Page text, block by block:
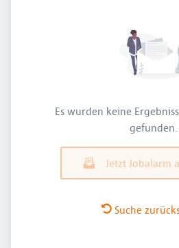
Es wurden keine
gefunden.
Jetzt Jobalarm
Suche